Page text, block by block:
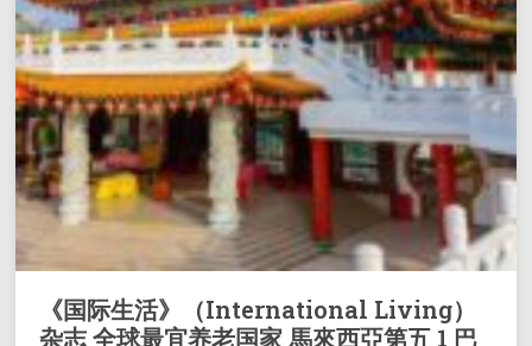
《国际生活》（International Living）
杂志 全球最宜养老国家 馬來西亞第五 1 巴